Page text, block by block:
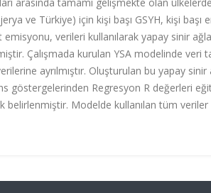
ve Türkiye) için kişi başı GSYH, kişi
verileri kullanılarak yapay sinir
Çalışmada kurulan YSA modelinde veri
ayrılmıştır. Oluşturulan bu yapay
göstergelerinden Regresyon R değerleri
Modelde kullanılan tüm